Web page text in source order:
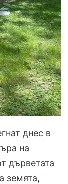
днес в
на
дърветата
земята,